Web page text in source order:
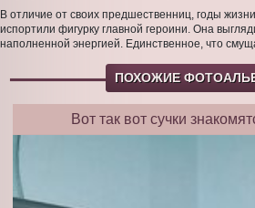
В отличие от своих предшественниц, годы
испортили фигурку главной героини. Она
наполненной энергией. Единственное, что
ПОХОЖИЕ
Вот так вот сучки